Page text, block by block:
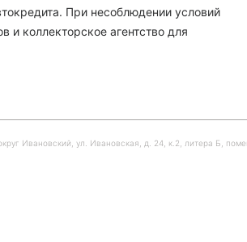
При несоблюдении условий
коллекторское агентство для
Ивановский, ул. Ивановская, д. 24, к.2, литера Б,